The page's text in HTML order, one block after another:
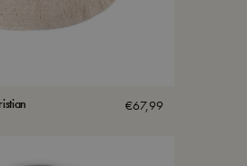
€67,99